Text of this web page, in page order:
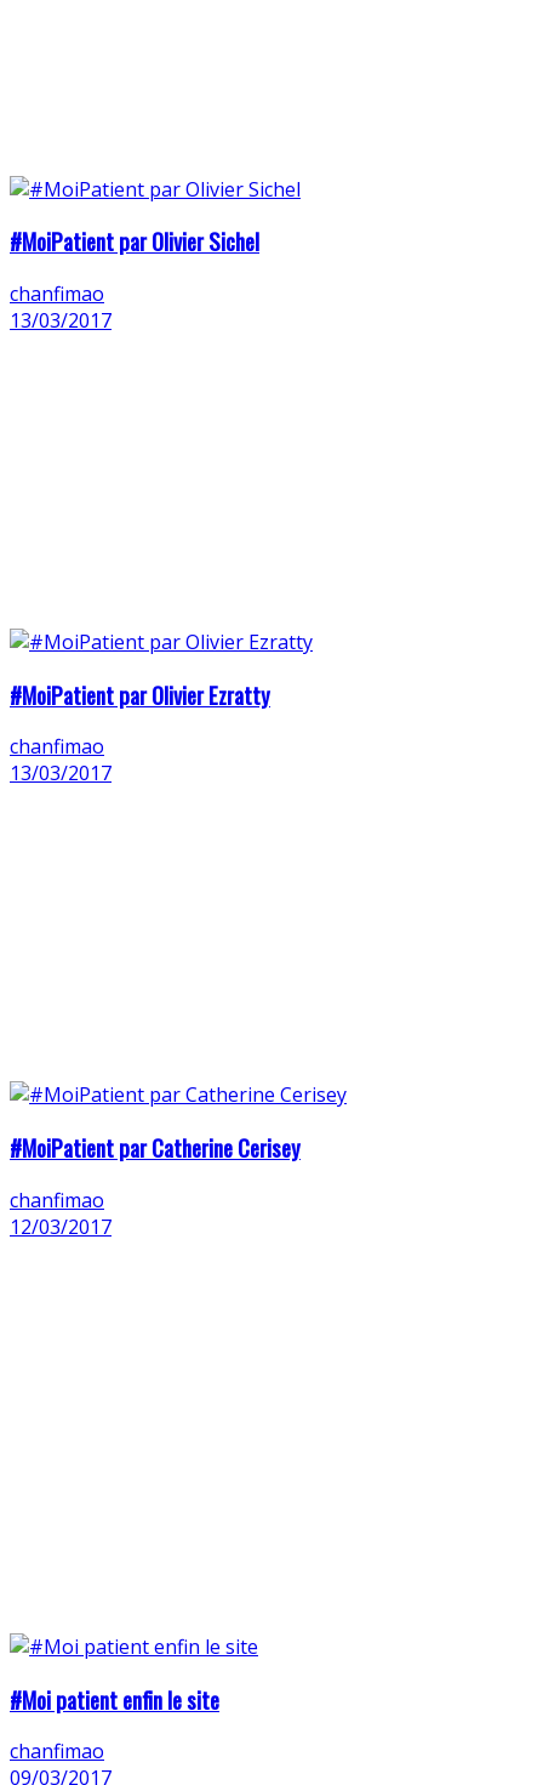
#MoiPatient par Olivier Sichel
chanfimao
13/03/2017
#MoiPatient par Olivier Ezratty
chanfimao
13/03/2017
#MoiPatient par Catherine Cerisey
chanfimao
12/03/2017
#Moi patient enfin le site
chanfimao
09/03/2017